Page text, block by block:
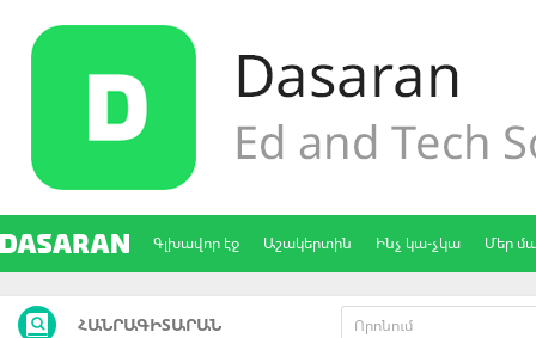
Գլխավոր էջ Աշակերտին Ինչ կա-չկա Մեր
ՀԱՆՐԱԳԻՏԱՐԱՆ